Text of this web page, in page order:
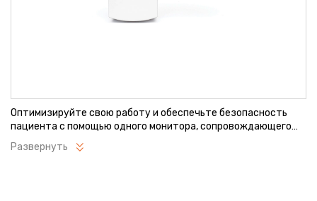
Оптимизируйте свою работу и обеспечьте безопасность
пациента с помощью одного монитора, сопровождающего
пациента на протяжении всего лечения. Монитор Infinity
M540 плавно переходит от стационарного использования к
Развернуть